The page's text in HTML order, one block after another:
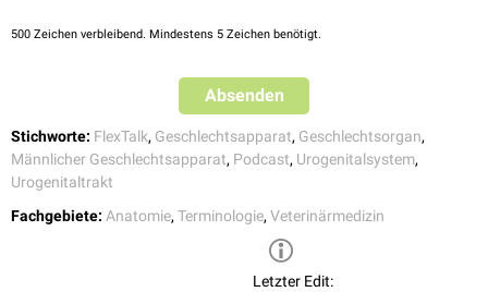
Bulbourethraldrüse(Glandula bulbourethralis)
Im Hodensack befinden sich die Hoden, die Nebenhoden und der
Teil der Samenleiter. Die Hoden liegen zwar außen, werden
aber dennoch zu den inneren Geschlechtsorganen gezählt. Der Grund
dafür ist, dass sich die Hoden zunächst imBauchraumentwickeln und
erst bei oder nach derGeburtmit demDescensus testisin den
Hodensack wandern.
500 Zeichen verbleibend. Mindestens 5 Zeichen benötigt.
Absenden
Stichworte: FlexTalk, Geschlechtsapparat, Geschlechtsorgan,
Männlicher Geschlechtsapparat, Podcast, Urogenitalsystem,
Urogenitaltrakt
Fachgebiete: Anatomie, Terminologie, Veterinärmedizin
Letzter Edit: